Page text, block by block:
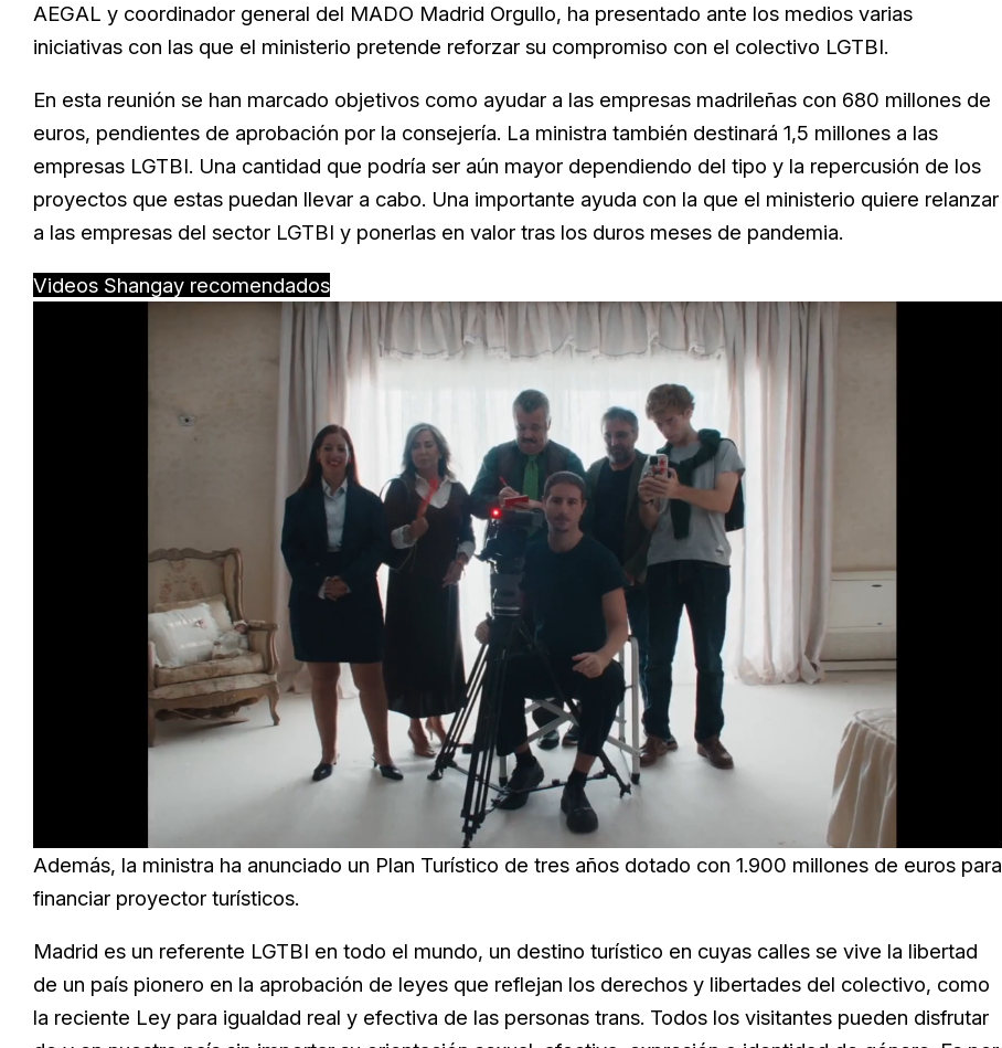
AEGAL y coordinador general del MADO Madrid Orgullo, ha presentado ante los medios varias
iniciativas con las que el ministerio pretende reforzar su compromiso con el colectivo LGTBI.
En esta reunión se han marcado objetivos como ayudar a las empresas madrileñas con 680 millones de
euros, pendientes de aprobación por la consejería. La ministra también destinará 1,5 millones a las
empresas LGTBI. Una cantidad que podría ser aún mayor dependiendo del tipo y la repercusión de los
proyectos que estas puedan llevar a cabo. Una importante ayuda con la que el ministerio quiere relanzar
a las empresas del sector LGTBI y ponerlas en valor tras los duros meses de pandemia.
Videos Shangay recomendados
Loaded :
66.12%
Además, la ministra ha anunciado un Plan Turístico de tres años dotado con 1.900 millones de euros para
financiar proyector turísticos.
Madrid es un referente LGTBI en todo el mundo, un destino turístico en cuyas calles se vive la libertad
de un país pionero en la aprobación de leyes que reflejan los derechos y libertades del colectivo, como
la reciente Ley para igualdad real y efectiva de las personas trans. Todos los visitantes pueden disfrutar